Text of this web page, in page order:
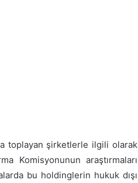
toplayan şirketlerle ilgili olarak
Komisyonunun araştırmaları
bu holdinglerin hukuk dışı